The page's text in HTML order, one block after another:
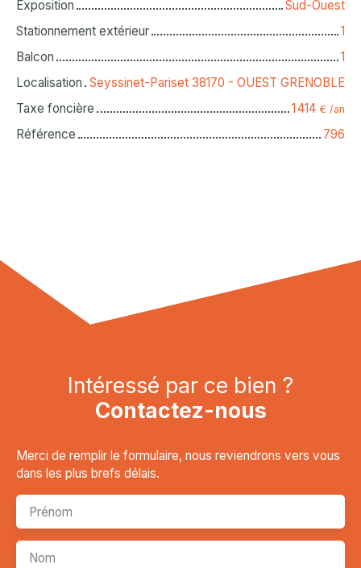
Exposition
Sud-Ouest
Stationnement extérieur
1
Balcon
1
Localisation Seyssinet-Pariset 38170 - OUEST GRENOBLE
Taxe foncière
1 414 € /an
Référence 796
Intéressé par ce bien ?
Contactez-nous
Merci de remplir le formulaire, nous reviendrons vers vous
dans les plus brefs délais.
Prénom
Nom